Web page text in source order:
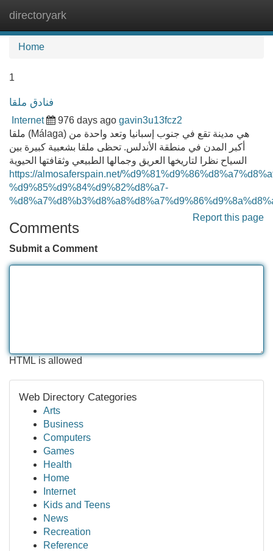
directoryark
Home
1
فنادق ملقا
Internet 976 days ago gavin3u13fcz2
ملقا (Málaga) هي مدينة تقع في جنوب إسبانيا وتعد واحدة من
أكبر المدن في منطقة الأندلس. تحظى ملقا بشعبية كبيرة بين
السياح نظرا لتاريخها العريق وجمالها الطبيعي وثقافتها الحيوية
https://almosaferspain.net/
%d9%85%d9%84%d9%82%d8%a7-
Report this page
Comments
Submit a Comment
HTML is allowed
Web Directory Categories
Arts
Business
Computers
Games
Health
Home
Internet
Kids and Teens
News
Recreation
Reference